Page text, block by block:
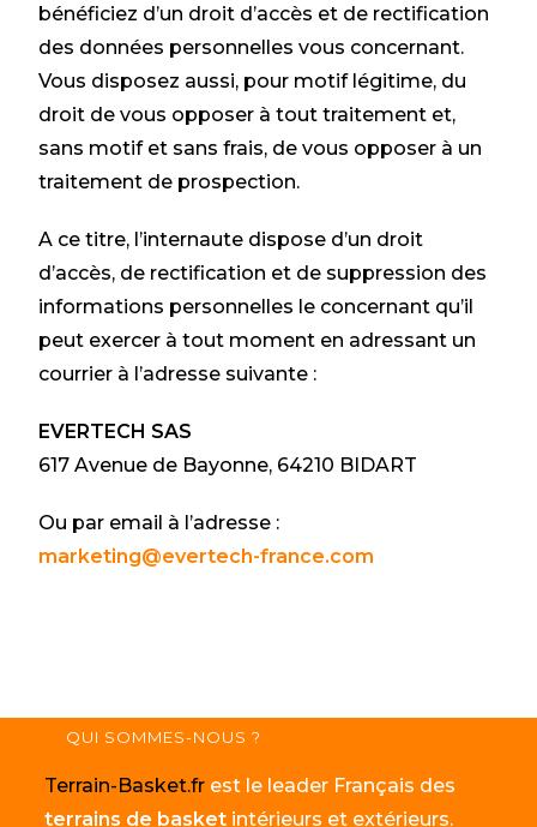
bénéficiez d’un droit d’accès et de rectification
des données personnelles vous concernant.
Vous disposez aussi, pour motif légitime, du
droit de vous opposer à tout traitement et,
sans motif et sans frais, de vous opposer à un
traitement de prospection.
A ce titre, l’internaute dispose d’un droit
d’accès, de rectification et de suppression des
informations personnelles le concernant qu’il
peut exercer à tout moment en adressant un
courrier à l’adresse suivante :
EVERTECH SAS
617 Avenue de Bayonne, 64210 BIDART
Ou par email à l’adresse :
marketing@evertech-france.com
QUI SOMMES-NOUS ?
Terrain-Basket.fr est le leader Français des
terrains de basket intérieurs et extérieurs.